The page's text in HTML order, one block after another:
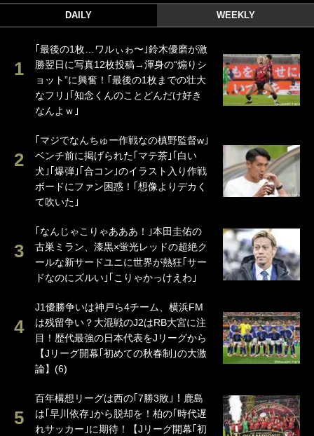
DAILY WEEKLY
｢最後の1枚…ワルぃゎ〜｣鈴木優磨が激
勝翌日に写真12枚投稿→渾身の“煽りシ
ョット”に興奮！｢最後の1枚までの壮大
なフリ｣｢知念くんのことどんだけ好き
なんよｗ｣
｢マジでなんちゅー作戦なの槙野監督w｣
ベンチ前に掲げられた｢マテ茶｣｢白い
犬｣｢爆弾｣｢合コン｣のイラスト入り作戦
ボードにファン困惑！｢想像よりデカく
て吹いた｣
｢なんじゃこりゃあああ！｣本田圭佑の
古巣ミラン、漆黒×蛍光レッドの超絶ク
ールな新サードユニに世界が熱狂｢サー
ドなのにズルい｣｢こりゃかっけえわ｣
J1優勝争いは神戸ら4チーム、横浜FM
は残留争い？大混戦のJ2はRB大宮に注
目！歴代最強の日本代表をJリーグから
【Jリーグ開幕｢初めての秋春制｣の大激
論】(6)
百年構想リーグは西の｢7勝3敗｣！鹿島
は｢早川依存｣から脱却を！柏の｢時代遅
れサッカー｣に期待！【Jリーグ開幕｢初